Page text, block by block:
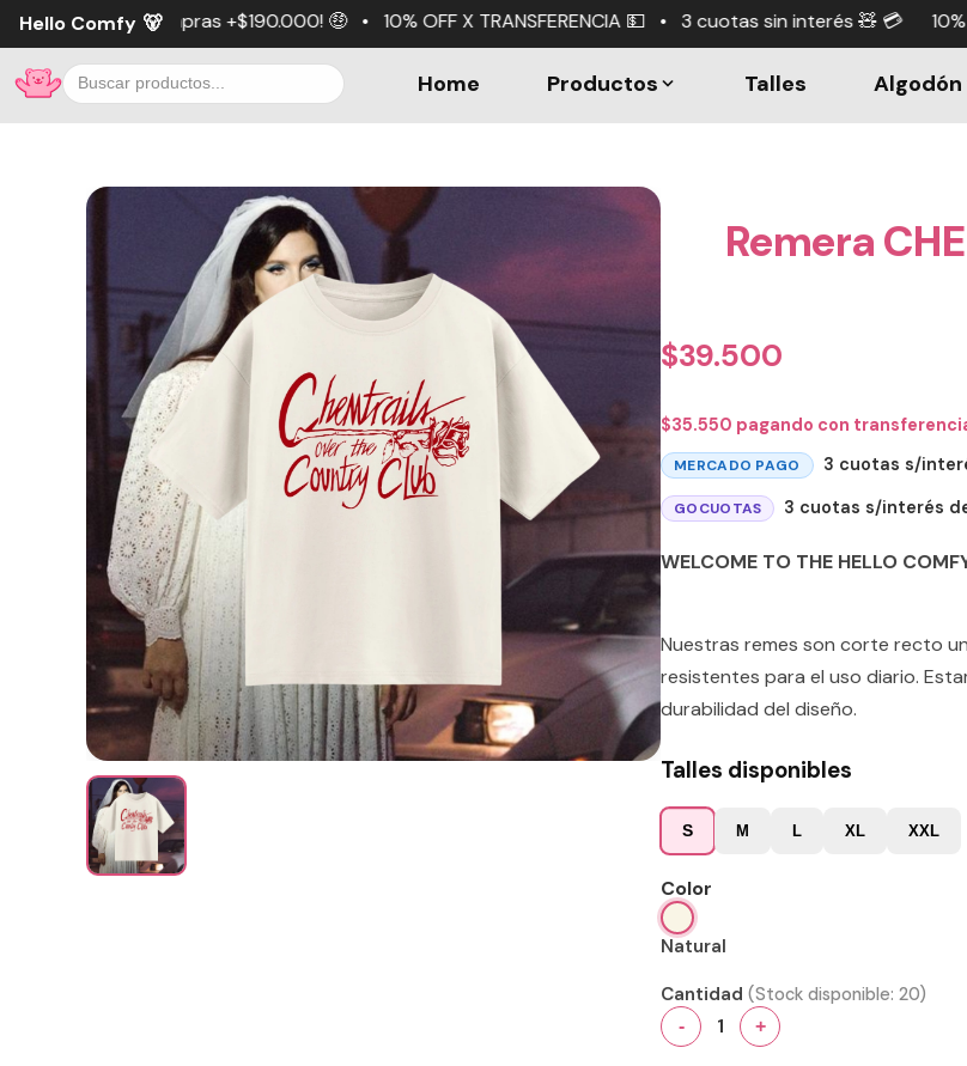
Hello Comfy 🐻
+$190.000! 🤑 • 10% OFF X TRANSFERENCIA 💵 • 3 cuotas sin interés 🧸 💳 10% OFF X
Home Productos Talles
Remera
$39.500
$35.550 pagando con
MERCADO PAGO 3 cuotas s/
GOCUOTAS 3 cuotas s/interés
WELCOME TO THE HELLO
Nuestras remes son corte recto
resistentes para el uso diario.
durabilidad del diseño.
Talles disponibles
S M L XL XXL
Color
Natural
Cantidad (Stock disponible: 20)
- 1 +